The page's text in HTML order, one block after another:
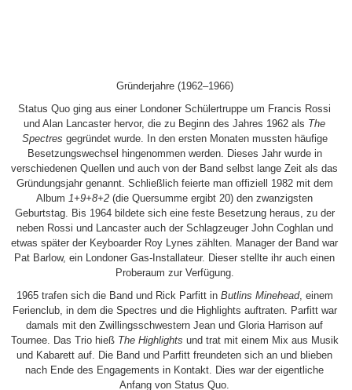
Gründerjahre (1962–1966)
Status Quo ging aus einer Londoner Schülertruppe um Francis Rossi
und Alan Lancaster hervor, die zu Beginn des Jahres 1962 als The
Spectres gegründet wurde. In den ersten Monaten mussten häufige
Besetzungswechsel hingenommen werden. Dieses Jahr wurde in
verschiedenen Quellen und auch von der Band selbst lange Zeit als das
Gründungsjahr genannt. Schließlich feierte man offiziell 1982 mit dem
Album1+9+8+2 (die Quersumme ergibt 20) den zwanzigsten
Geburtstag. Bis 1964 bildete sich eine feste Besetzung heraus, zu der
neben Rossi und Lancaster auch der Schlagzeuger John Coghlan und
etwas später der Keyboarder Roy Lynes zählten. Manager der Band war
Pat Barlow, ein Londoner Gas-Installateur. Dieser stellte ihr auch einen
Proberaum zur Verfügung.
1965 trafen sich die Band und Rick Parfitt in Butlins Minehead, einem
Ferienclub, in dem die Spectres und die Highlights auftraten. Parfitt war
damals mit den Zwillingsschwestern Jean und Gloria Harrison auf
Tournee. Das Trio hieß The Highlights und trat mit einem Mix aus Musik
und Kabarett auf. Die Band und Parfitt freundeten sich an und blieben
nach Ende des Engagements in Kontakt. Dies war der eigentliche
Anfang von Status Quo.